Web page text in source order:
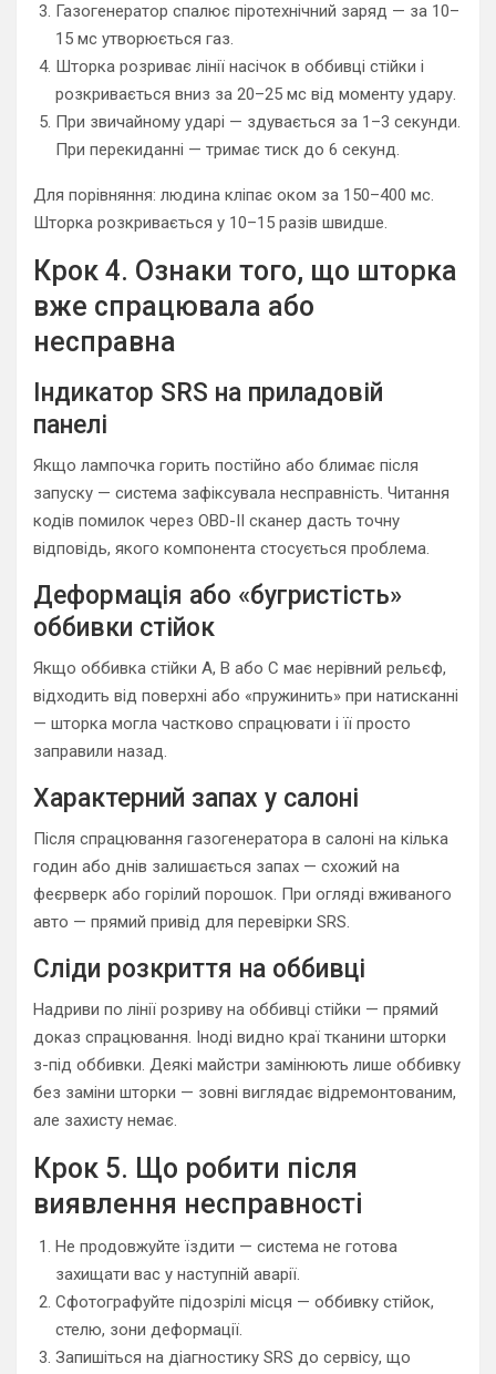
Газогенератор спалює піротехнічний заряд — за 10–
15 мс утворюється газ.
Шторка розриває лінії насічок в оббивці стійки і
розкривається вниз за 20–25 мс від моменту удару.
При звичайному ударі — здувається за 1–3 секунди.
При перекиданні — тримає тиск до 6 секунд.
Для порівняння: людина кліпає оком за 150–400 мс.
Шторка розкривається у 10–15 разів швидше.
Крок 4. Ознаки того, що шторка
вже спрацювала або
несправна
Індикатор SRS на приладовій
панелі
Якщо лампочка горить постійно або блимає після
запуску — система зафіксувала несправність. Читання
кодів помилок через OBD-II сканер дасть точну
відповідь, якого компонента стосується проблема.
Деформація або «бугристість»
оббивки стійок
Якщо оббивка стійки A, B або C має нерівний рельєф,
відходить від поверхні або «пружинить» при натисканні
— шторка могла частково спрацювати і її просто
заправили назад.
Характерний запах у салоні
Після спрацювання газогенератора в салоні на кілька
годин або днів залишається запах — схожий на
феєрверк або горілий порошок. При огляді вживаного
авто — прямий привід для перевірки SRS.
Сліди розкриття на оббивці
Надриви по лінії розриву на оббивці стійки — прямий
доказ спрацювання. Іноді видно краї тканини шторки
з-під оббивки. Деякі майстри замінюють лише оббивку
без заміни шторки — зовні виглядає відремонтованим,
але захисту немає.
Крок 5. Що робити після
виявлення несправності
Не продовжуйте їздити — система не готова
захищати вас у наступній аварії.
Сфотографуйте підозрілі місця — оббивку стійок,
стелю, зони деформації.
Запишіться на діагностику SRS до сервісу, що